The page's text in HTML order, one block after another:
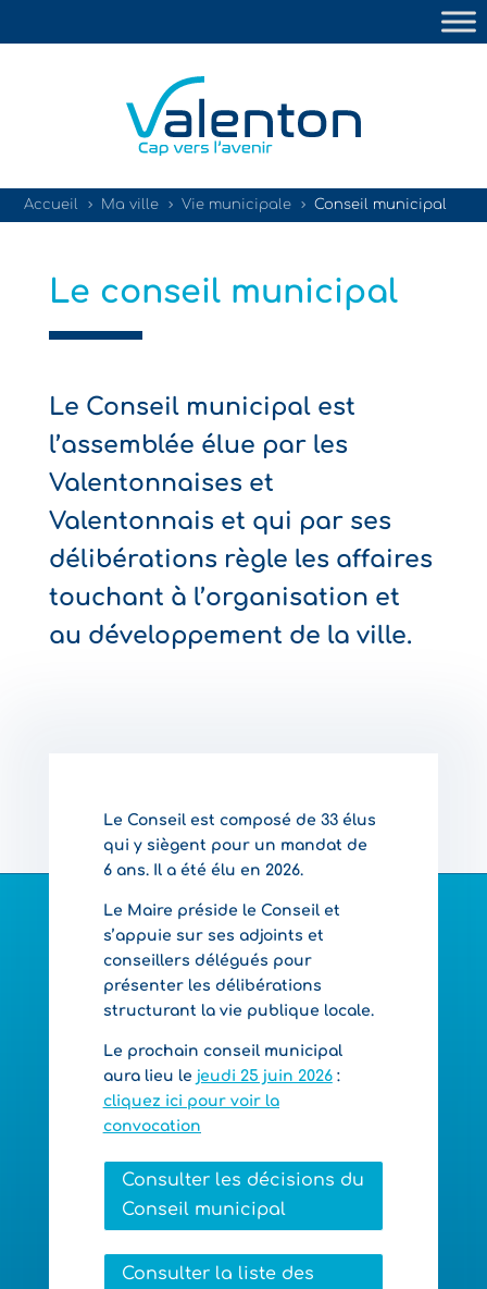
Accueil 5 Ma ville 5 Vie municipale 5 Conseil municipal
Le conseil municipal
Le Conseil municipal est
l’assemblée élue par les
Valentonnaises et
Valentonnais et qui par ses
délibérations règle les affaires
touchant à l’organisation et
au développement de la ville.
Le Conseil est composé de 33 élus
qui y siègent pour un mandat de
6 ans. Il a été élu en 2026.
Le Maire préside le Conseil et
s’appuie sur ses adjoints et
conseillers délégués pour
présenter les délibérations
structurant la vie publique locale.
Le prochain conseil municipal
aura lieu le jeudi 25 juin 2026:
cliquez ici pour voir la
convocation
Consulter les décisions du
Conseil municipal
Consulter la liste des